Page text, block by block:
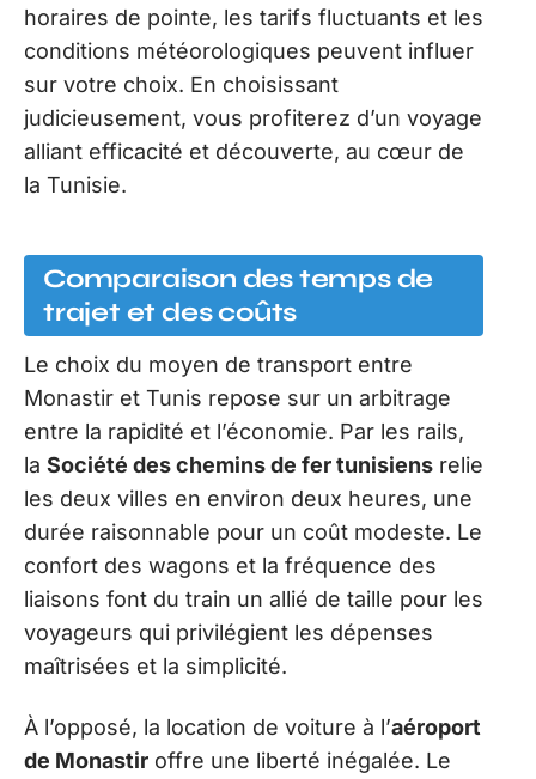
horaires de pointe, les tarifs fluctuants et les
conditions météorologiques peuvent influer
sur votre choix. En choisissant
judicieusement, vous profiterez d’un voyage
alliant efficacité et découverte, au cœur de
la Tunisie.
Comparaison des temps de
trajet et des coûts
Le choix du moyen de transport entre
Monastir et Tunis repose sur un arbitrage
entre la rapidité et l’économie. Par les rails,
la Société des chemins de fer tunisiens relie
les deux villes en environ deux heures, une
durée raisonnable pour un coût modeste. Le
confort des wagons et la fréquence des
liaisons font du train un allié de taille pour les
voyageurs qui privilégient les dépenses
maîtrisées et la simplicité.
À l’opposé, la location de voiture à l’aéroport
de Monastir offre une liberté inégalée. Le